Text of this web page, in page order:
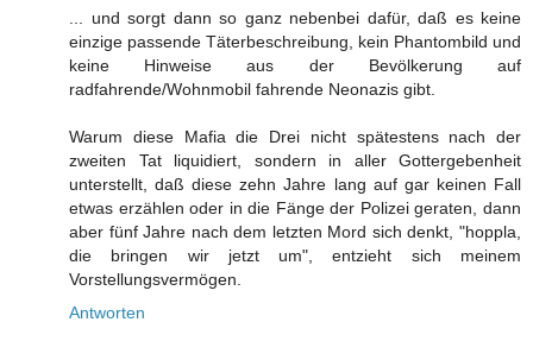
... und sorgt dann so ganz nebenbei dafür, daß es keine
einzige passende Täterbeschreibung, kein Phantombild und
keine Hinweise aus der Bevölkerung auf
radfahrende/Wohnmobil fahrende Neonazis gibt.
Warum diese Mafia die Drei nicht spätestens nach der
zweiten Tat liquidiert, sondern in aller Gottergebenheit
unterstellt, daß diese zehn Jahre lang auf gar keinen Fall
etwas erzählen oder in die Fänge der Polizei geraten, dann
aber fünf Jahre nach dem letzten Mord sich denkt, "hoppla,
die bringen wir jetzt um", entzieht sich meinem
Vorstellungsvermögen.
Antworten